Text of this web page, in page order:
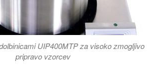
UIP400MTP za visoko zmogljivo
pripravo vzorcev